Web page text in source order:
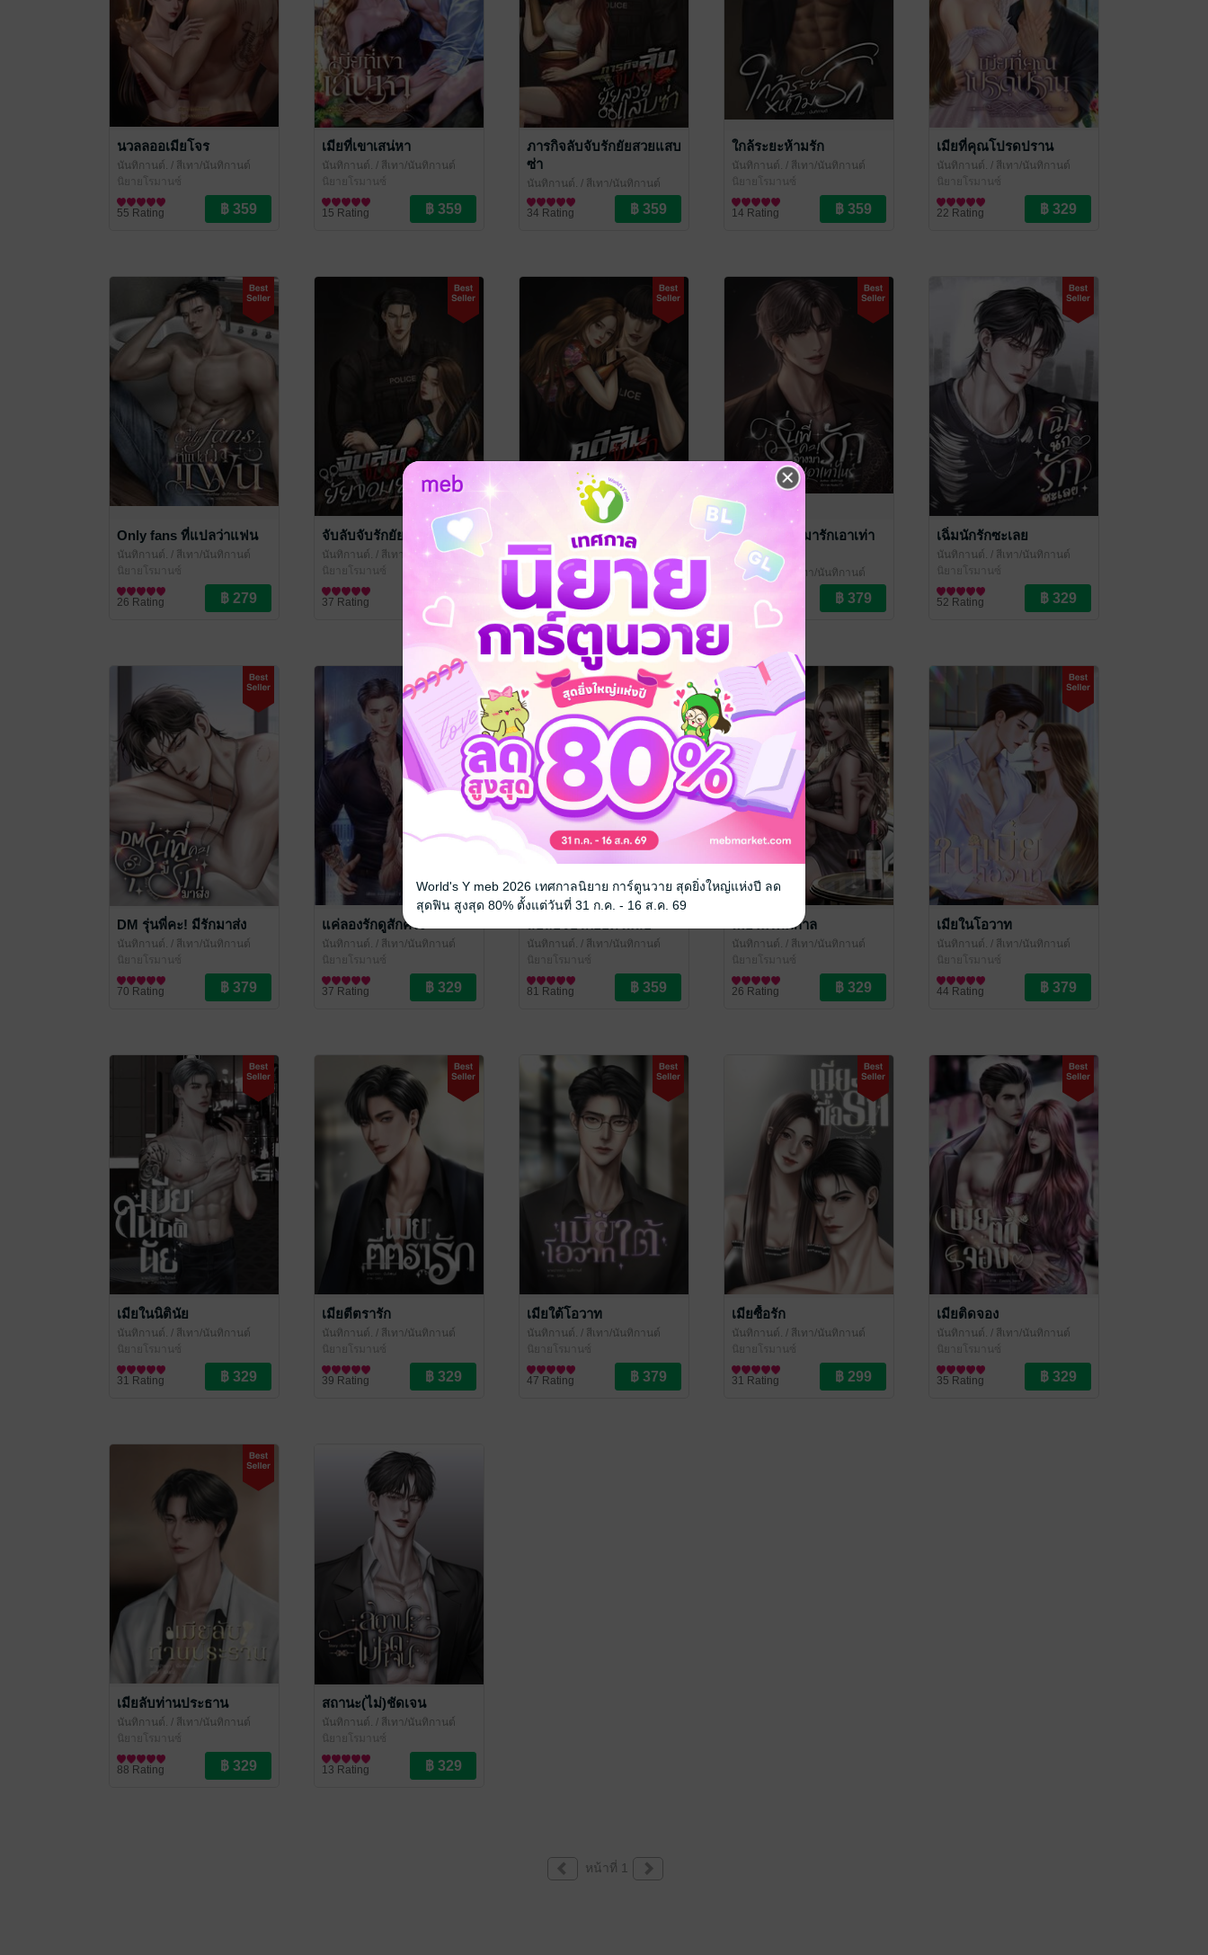
นวลลออเมียโจร
นันทิกานต์. / สีเทา/นันทิกานต์
นิยายโรมานซ์
55 Rating
เมียที่เขาเสน่หา
นันทิกานต์. / สีเทา/นันทิกานต์
นิยายโรมานซ์
15 Rating
ภารกิจลับจับรักยัยสวยแสบ
ซ่า
นันทิกานต์. / สีเทา/นันทิกานต์
นิยายโรมานซ์
34 Rating
ใกล้ระยะห้ามรัก
นันทิกานต์. / สีเทา/นันทิกานต์
นิยายโรมานซ์
14 Rating
เมียที่คุณโปรดปราน
นันทิกานต์. / สีเทา/นันทิกานต์
นิยายโรมานซ์
22 Rating
Only fans ที่แปลว่าแฟน
นันทิกานต์. / สีเทา/นันทิกานต์
นิยายโรมานซ์
26 Rating
จับลับจับรักยัยจอมยุ่ง
นันทิกานต์. / สีเทา/นันทิกานต์
นิยายโรมานซ์
37 Rating
คดีลับจับรักยัยขี้เมา
นันทิกานต์.
นิยายโรมานซ์
42 Rating
รุ่นพี่คะ! จ้างมารักเอาเท่า
ไหร่
นันทิกานต์. / สีเทา/นันทิกานต์
นิยายโรมานซ์
42 Rating
เฉิ่มนักรักซะเลย
นันทิกานต์. / สีเทา/นันทิกานต์
นิยายโรมานซ์
52 Rating
DM รุ่นพี่คะ! มีรักมาส่ง
นันทิกานต์. / สีเทา/นันทิกานต์
นิยายโรมานซ์
70 Rating
แค่ลองรักดูสักครั้ง
นันทิกานต์. / สีเทา/นันทิกานต์
นิยายโรมานซ์
37 Rating
นันทิกานต์. / สีเทา/นันทิกานต์
นิยายโรมานซ์
81 Rating
เมียในรัตติกาล
นันทิกานต์. / สีเทา/นันทิกานต์
นิยายโรมานซ์
26 Rating
เมียในโอวาท
นันทิกานต์. / สีเทา/นันทิกานต์
นิยายโรมานซ์
44 Rating
เมียในนิตินัย
นันทิกานต์. / สีเทา/นันทิกานต์
นิยายโรมานซ์
31 Rating
เมียตีตรารัก
นันทิกานต์. / สีเทา/นันทิกานต์
นิยายโรมานซ์
39 Rating
เมียใต้โอวาท
นันทิกานต์. / สีเทา/นันทิกานต์
นิยายโรมานซ์
47 Rating
เมียซื้อรัก
นันทิกานต์. / สีเทา/นันทิกานต์
นิยายโรมานซ์
31 Rating
เมียติดจอง
นันทิกานต์. / สีเทา/นันทิกานต์
นิยายโรมานซ์
35 Rating
เมียลับท่านประธาน
นันทิกานต์. / สีเทา/นันทิกานต์
นิยายโรมานซ์
88 Rating
สถานะ(ไม่)ชัดเจน
นันทิกานต์. / สีเทา/นันทิกานต์
นิยายโรมานซ์
13 Rating
หน้าที่ 1
World's Y meb 2026 เทศกาลนิยาย การ์ตูนวาย สุดยิ่งใหญ่แห่งปี ลด
สุดฟิน สูงสุด 80% ตั้งแต่วันที่ 31 ก.ค. - 16 ส.ค. 69